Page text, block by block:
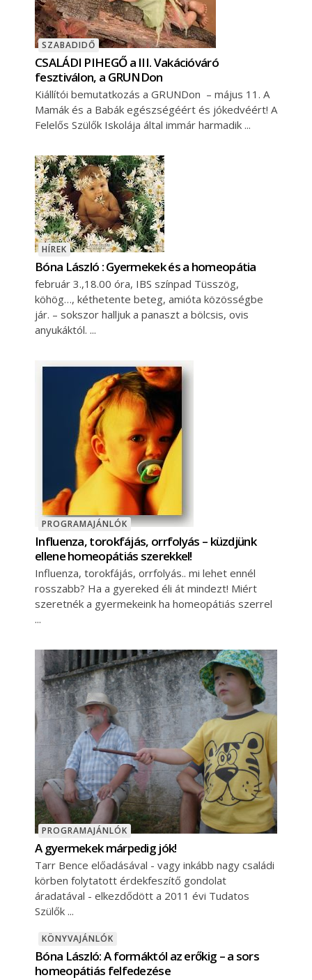
SZABADIDŐ
CSALÁDI PIHEGŐ a III. Vakációváró
fesztiválon, a GRUNDon
Kiállítói bemutatkozás a GRUNDon – május 11. A
Mamák és a Babák egészségéért és jókedvéért! A
Felelős Szülők Iskolája által immár harmadik
HÍREK
Bóna László : Gyermekek és a homeopátia
február 3.,18.00 óra, IBS színpad Tüsszög,
köhög…, kéthetente beteg, amióta közösségbe
jár. – sokszor halljuk a panaszt a bölcsis, ovis
anyukáktól.
PROGRAMAJÁNLÓK
Influenza, torokfájás, orrfolyás – küzdjünk
ellene homeopátiás szerekkel!
Influenza, torokfájás, orrfolyás.. mi lehet ennél
rosszabb? Ha a gyereked éli át mindezt! Miért
szeretnék a gyermekeink ha homeopátiás szerrel
PROGRAMAJÁNLÓK
A gyermekek márpedig jók!
Tarr Bence előadásával - vagy inkább nagy családi
körben folytatott érdekfeszítő gondolat
áradatával - elkezdődött a 2011 évi Tudatos
Szülők
KÖNYVAJÁNLÓK
Bóna László: A formáktól az erőkig – a sors
homeopátiás felfedezése